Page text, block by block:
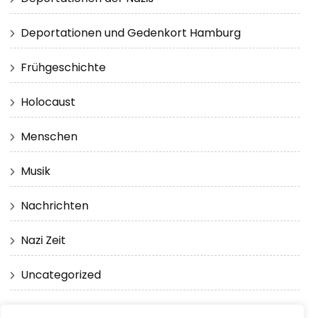
Deportationen und Gedenkort Hamburg
Frühgeschichte
Holocaust
Menschen
Musik
Nachrichten
Nazi Zeit
Uncategorized